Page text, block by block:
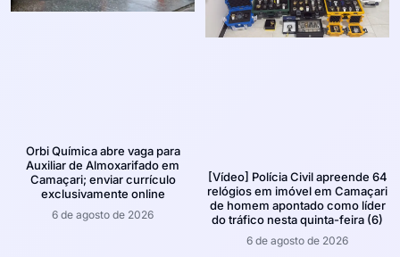
Orbi Química abre vaga para
Auxiliar de Almoxarifado em
Camaçari; enviar currículo
exclusivamente online
6 de agosto de 2026
[Vídeo] Polícia Civil apreende 64
relógios em imóvel em Camaçari
de homem apontado como líder
do tráfico nesta quinta-feira (6)
6 de agosto de 2026